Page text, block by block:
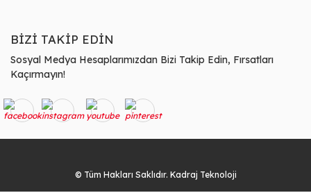
BİZİ TAKİP EDİN
Sosyal Medya Hesaplarımızdan Bizi Takip Edin, Fırsatları
Kaçırmayın!
© Tüm Hakları Saklıdır. Kadraj Teknoloji